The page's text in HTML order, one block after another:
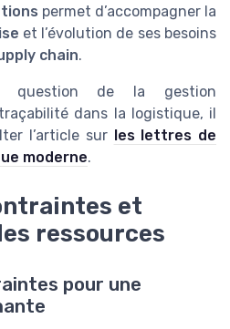
permet d’accompagner la
et l’évolution de ses besoins
chain.
question de la gestion
dans la logistique, il
l’article sur les lettres de
moderne.
et
ressources
pour une